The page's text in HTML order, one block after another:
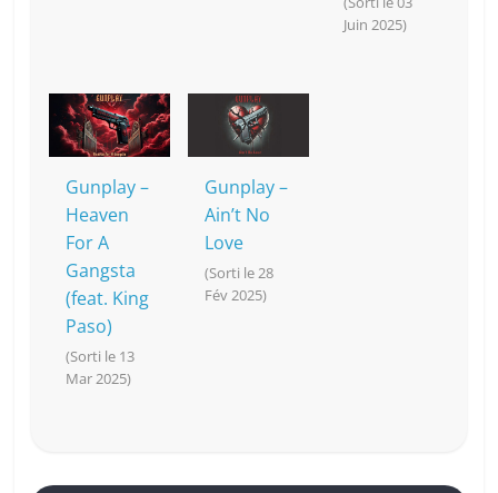
Juin 2025)
Gunplay –
Heaven
For A
Gangsta
(feat. King
Paso)
(Sorti le 13
Mar 2025)
Gunplay –
Ain’t No
Love
(Sorti le 28
Fév 2025)